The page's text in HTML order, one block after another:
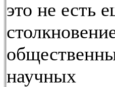
это не есть
научных